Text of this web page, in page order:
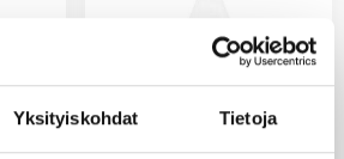
Yksityiskohdat Tietoja